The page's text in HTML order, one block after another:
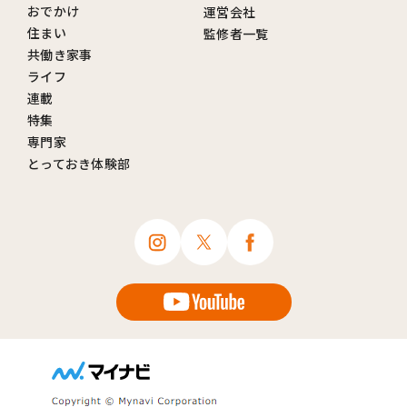
おでかけ
住まい
共働き家事
ライフ
連載
特集
専門家
とっておき体験部
運営会社
監修者一覧